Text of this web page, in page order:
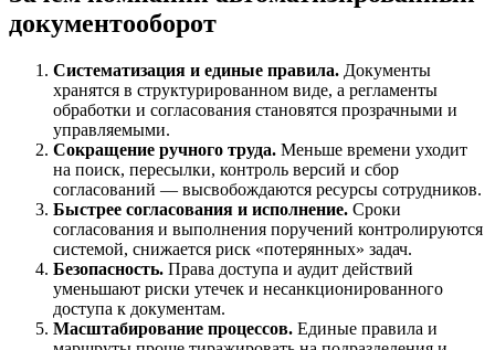
документооборот
Систематизация и единые правила. Документы
хранятся в структурированном виде, а регламенты
обработки и согласования становятся прозрачными и
управляемыми.
Сокращение ручного труда. Меньше времени уходит
на поиск, пересылки, контроль версий и сбор
согласований — высвобождаются ресурсы сотрудников.
Быстрее согласования и исполнение. Сроки
согласования и выполнения поручений контролируются
системой, снижается риск «потерянных» задач.
Безопасность. Права доступа и аудит действий
уменьшают риски утечек и несанкционированного
доступа к документам.
Масштабирование процессов. Единые правила и